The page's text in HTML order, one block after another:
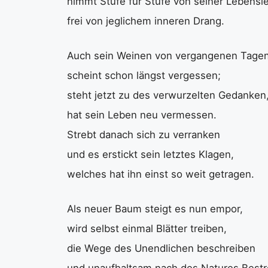
frei von jeglichem inneren Drang.
Auch sein Weinen von vergangenen
scheint schon längst vergessen;
steht jetzt zu des verwurzelten Gedanken,
hat sein Leben neu vermessen.
Strebt danach sich zu verranken
und es erstickt sein letztes Klagen,
welches hat ihn einst so weit getragen.
Als neuer Baum steigt es nun empor,
wird selbst einmal Blätter treiben,
die Wege des Unendlichen beschreiben